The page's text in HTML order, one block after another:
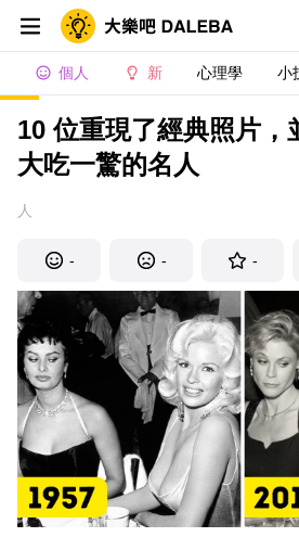
個人 新 心理學 小
10 位重現了經典照片，
大吃一驚的名人
人
- - -